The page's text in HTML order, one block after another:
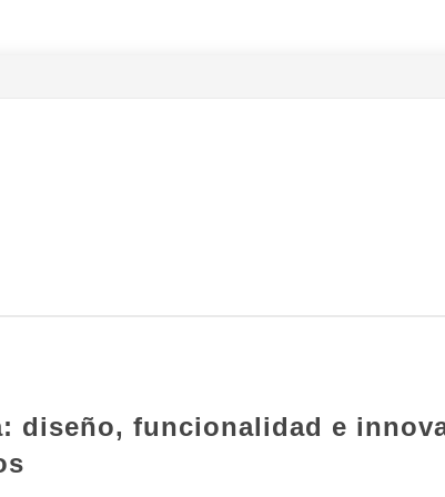
diseño, funcionalidad e